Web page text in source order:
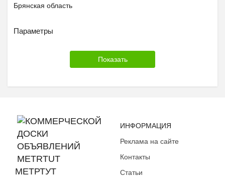
Брянская область
Владимирская область
Ивановская область
Ингушетия
Иркутская область
Кабардино-Балкария
Калининградская область
Параметры
МЕТРТУТ
ИНФОРМАЦИЯ
Реклама на сайте
Контакты
Статьи